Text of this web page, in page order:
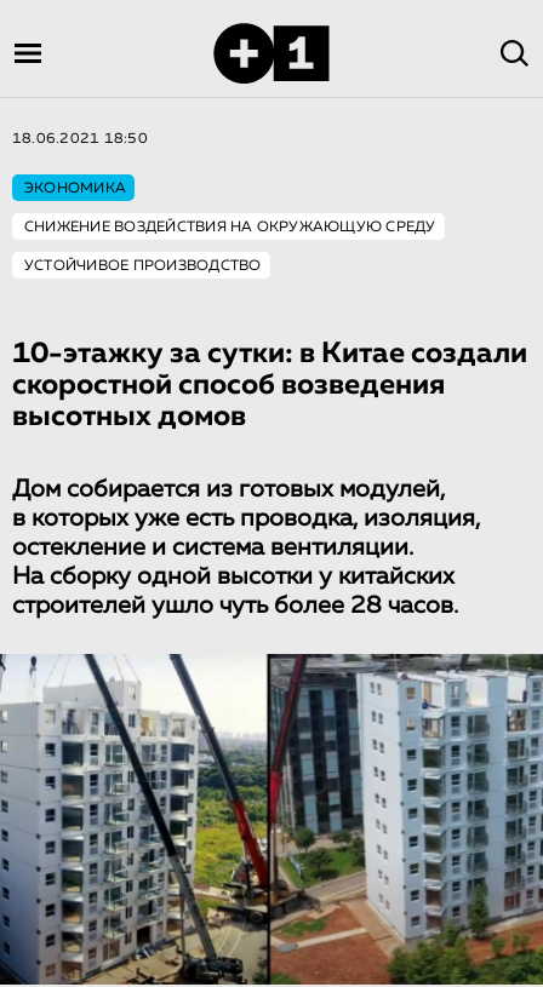
18.06.2021 18:50
ЭКОНОМИКА
СНИЖЕНИЕ ВОЗДЕЙСТВИЯ НА ОКРУЖАЮЩУЮ СРЕДУ
УСТОЙЧИВОЕ ПРОИЗВОДСТВО
10-этажку за сутки: в Китае создали
скоростной способ возведения
высотных домов
Дом собирается из готовых модулей,
в которых уже есть проводка, изоляция,
остекление и система вентиляции.
На сборку одной высотки у китайских
строителей ушло чуть более 28 часов.